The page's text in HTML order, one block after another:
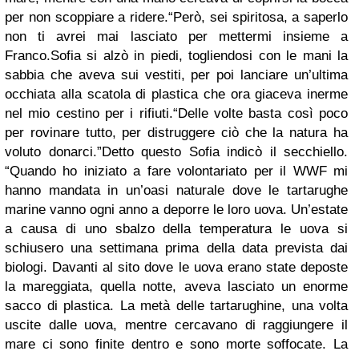
per non scoppiare a ridere.“Però, sei spiritosa, a saperlo
non ti avrei mai lasciato per mettermi insieme a
Franco.Sofia si alzò in piedi, togliendosi con le mani la
sabbia che aveva sui vestiti, per poi lanciare un’ultima
occhiata alla scatola di plastica che ora giaceva inerme
nel mio cestino per i rifiuti.“Delle volte basta così poco
per rovinare tutto, per distruggere ciò che la natura ha
voluto donarci.”Detto questo Sofia indicò il secchiello.
“Quando ho iniziato a fare volontariato per il WWF mi
hanno mandata in un’oasi naturale dove le tartarughe
marine vanno ogni anno a deporre le loro uova. Un’estate
a causa di uno sbalzo della temperatura le uova si
schiusero una settimana prima della data prevista dai
biologi. Davanti al sito dove le uova erano state deposte
la mareggiata, quella notte, aveva lasciato un enorme
sacco di plastica. La metà delle tartarughine, una volta
uscite dalle uova, mentre cercavano di raggiungere il
mare ci sono finite dentro e sono morte soffocate. La